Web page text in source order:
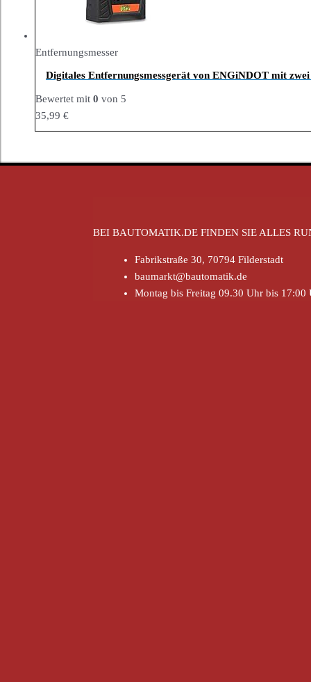
Entfernungsmesser
Digitales Entfernungsmessgerät von ENGiNDOT mit
Bewertet mit 0 von 5
35,99 €
BEI BAUTOMATIK.DE FINDEN SIE ALLES
Fabrikstraße 30, 70794 Filderstadt
baumarkt@bautomatik.de
Montag bis Freitag 09.30 Uhr bis 17:00